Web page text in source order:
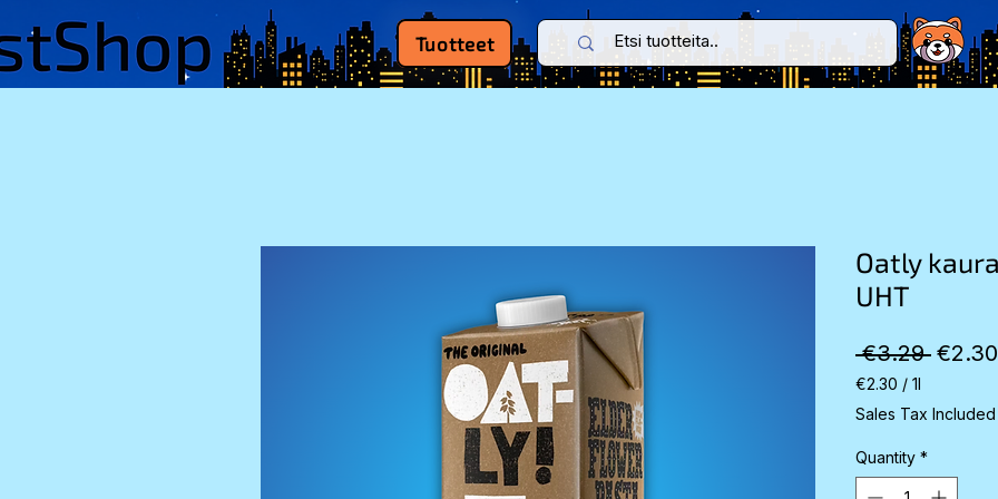
Tuotteet
Oatly
UHT
€3.29 Regular
€2.30
€2.30 / 1l
€2.30
per
1
Liter
Sales Tax Included
Quantity *